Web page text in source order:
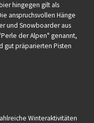
hingegen gilt als
anspruchsvollen Hänge
und Snowboarder aus
der Alpen" genannt,
gut präparierten Pisten
Winteraktivitäten